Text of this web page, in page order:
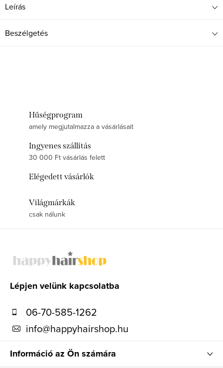
Leírás
Beszélgetés
Hűségprogram
amely megjutalmazza a vásárlásait
Ingyenes szállítás
30 000 Ft vásárlás felett
Elégedett vásárlók
Világmárkák
csak nálunk
Lépjen velünk kapcsolatba
06-70-585-1262
info@happyhairshop.hu
Információ az Ön számára